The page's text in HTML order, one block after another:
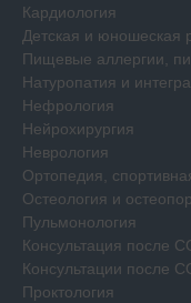
Кардиология
Детская и юношеская
Пищевые аллергии,
Натуропатия и
Нефрология
Нейрохирургия
Неврология
Ортопедия,
Остеология и
Пульмонология
Консультация после
Консультации после
Проктология